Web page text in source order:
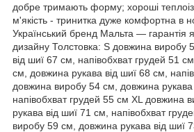
добре тримають форму; хороші
м'якість - тринитка дуже комфортна в
Український бренд Мальта — гарантія
дизайну Толстовка: S довжина виробу
від шиї 67 см, напівобхват грудей 51
см, довжина рукава від шиї 68 см,
довжина виробу 54 см, довжина рукава
напівобхват грудей 55 см XL довжина
рукава від шиї 71 см, напівобхват
виробу 59 см, довжина рукава від шиї